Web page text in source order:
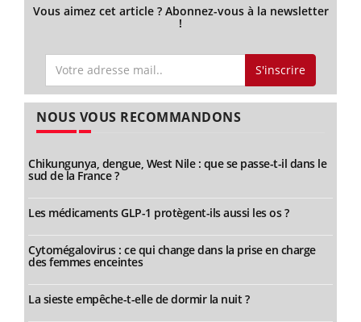
Vous aimez cet article ? Abonnez-vous à la newsletter
!
S'inscrire
NOUS VOUS RECOMMANDONS
Chikungunya, dengue, West Nile : que se passe-t-il dans le
sud de la France ?
Les médicaments GLP-1 protègent-ils aussi les os ?
Cytomégalovirus : ce qui change dans la prise en charge
des femmes enceintes
La sieste empêche-t-elle de dormir la nuit ?